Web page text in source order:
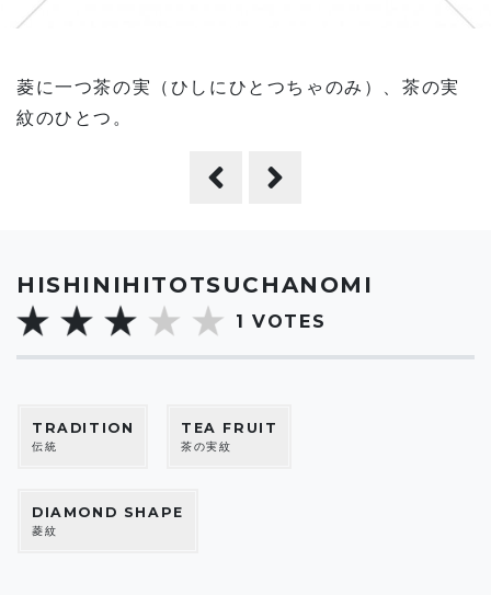
HISHINIHITOTSUCHANOMI
1 VOTES
TRADITION
伝統
TEA FRUIT
茶の実紋
DIAMOND SHAPE
菱紋
菱に一つ茶の実（ひしにひとつちゃのみ）、茶の実
紋のひとつ。